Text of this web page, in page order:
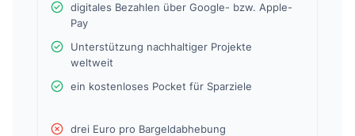
digitales Bezahlen über Google- bzw. Apple-
Pay
Unterstützung nachhaltiger Projekte
weltweit
ein kostenloses Pocket für Sparziele
drei Euro pro Bargeldabhebung